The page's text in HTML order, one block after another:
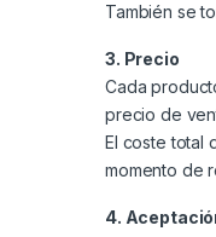
También se
3. Precio
Cada
precio de
El coste total
momento de
4.